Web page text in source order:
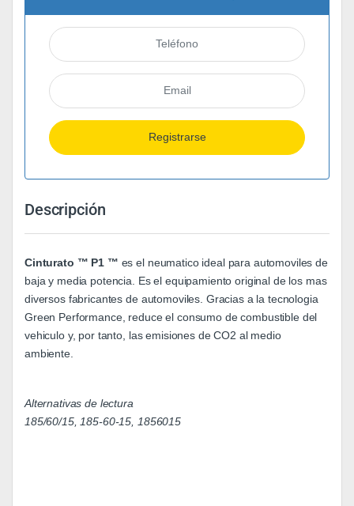
Descripción
Cinturato ™ P1 ™ es el neumatico ideal para automoviles de
baja y media potencia. Es el equipamiento original de los mas
diversos fabricantes de automoviles. Gracias a la tecnologia
Green Performance, reduce el consumo de combustible del
vehiculo y, por tanto, las emisiones de CO2 al medio
ambiente.
Alternativas de lectura
185/60/15, 185-60-15, 1856015